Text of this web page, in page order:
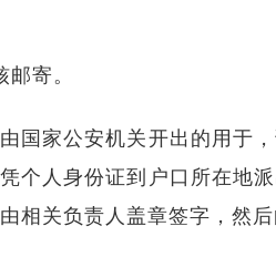
寄。
国家公安机关开出的用于
个人身份证到户口所在地
相关负责人盖章签字，然